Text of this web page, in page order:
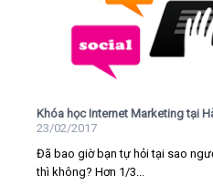
Khóa học Internet Marketing tại
23/02/2017
Đã bao giờ bạn tự hỏi tại sao
thì không? Hơn 1/3...